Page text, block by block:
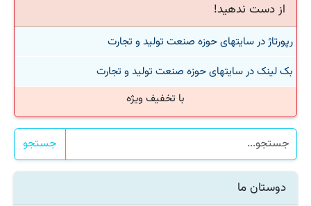
از دست ندهید!
رپورتاژ در سایتهای حوزه صنعت تولید و تجارت
بک لینک در سایتهای حوزه صنعت تولید و تجارت
با تخفیف ویژه
جستجو
دوستان ما